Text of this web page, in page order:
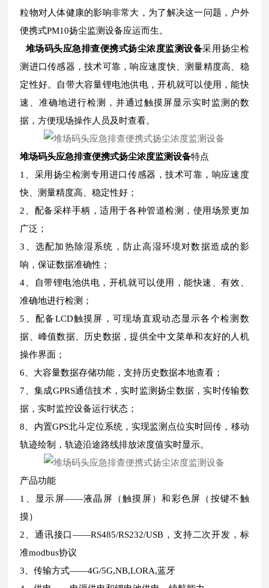
粒物对人体健康的影响非常大，为了解决这一问题，户外
便携式PM10扬尘监测设备应运而生。
堆场码头应急排查便携式扬尘浓度监测设备采用扬尘检
测进口传感器，技术可靠，响应速度快、测量精度高、稳
定性好。自带大容量锂电池供电，开机就可以使用，能快
速、准确地进行检测，并通过触摸屏显示实时监测的数
据，方便现场操作人员及时查看。
堆场码头应急排查便携式扬尘浓度监测设备特点
1、采用扬尘检测专用进口传感器，技术可靠，响应速度
快、测量精度高、稳定性好；
2、配备采样手柄，适用于各种管道检测，使用场景更加
广泛；
3、选配加热除湿系统，防止高湿环境对数据造成的影
响，保证数据准确性；
4、自带锂电池供电，开机就可以使用，能快速、有效、
准确地进行检测；
5、配备LCD触摸屏，可现场直观动态显示各个检测数
据、峰值数据、历史数据，提供全中文菜单和友好的人机
操作界面；
6、大容量数据存储功能，支持历史数据本地查看；
7、集成GPRS通信技术，实时监测扬尘数据，实时传输数
据，实时监控设备运行状态；
8、内置GPS北斗定位系统，实现监测点位实时回传，移动
轨迹绘制，轨迹沿途路线排放浓度值实时显示。
产品功能
1、显示屏——液晶屏（触摸屏）和彩色屏（按键不触
摸）
2、通讯接口——RS485/RS232/USB，支持二次开发，标
准modbus协议
3、传输方式——4G/5G,NB,LORA,蓝牙